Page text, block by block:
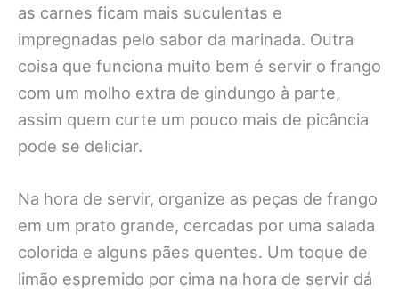
as carnes ficam mais suculentas e
impregnadas pelo sabor da marinada. Outra
coisa que funciona muito bem é servir o frango
com um molho extra de gindungo à parte,
assim quem curte um pouco mais de picância
pode se deliciar.
Na hora de servir, organize as peças de frango
em um prato grande, cercadas por uma salada
colorida e alguns pães quentes. Um toque de
limão espremido por cima na hora de servir dá